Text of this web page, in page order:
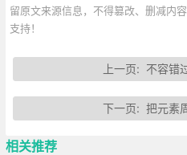
留原文来源信息，不得篡改、删减内
支持！
上一页: 不容错
下一页: 把元素
相关推荐